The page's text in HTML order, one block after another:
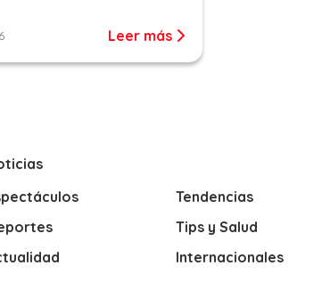
Leer más
Tendencias
Tips y Salud
Internacionales